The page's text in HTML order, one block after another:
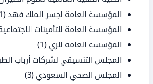
المؤسسة العامة لجسر الملك فهد(1)
المؤسسة العامة للتأمينات
المؤسسة العامة للري (1)
المجلس التنسيقي لشركات أرباب
المجلس الصحي السعودي (3)